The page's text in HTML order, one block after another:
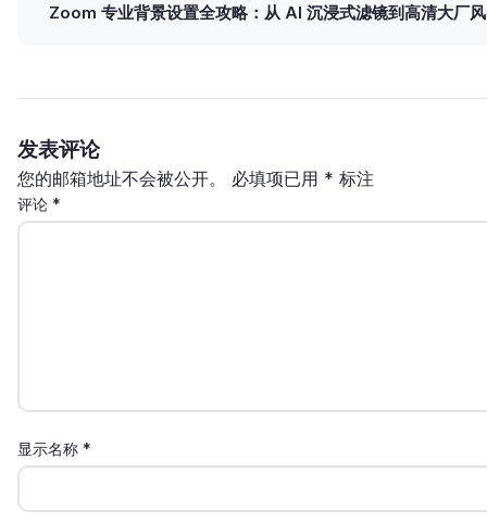
Zoom 专业背景设置全攻略：从 AI 沉浸式滤镜到高清大厂
发表评论
您的邮箱地址不会被公开。 必填项已用 * 标注
评论 *
显示名称 *